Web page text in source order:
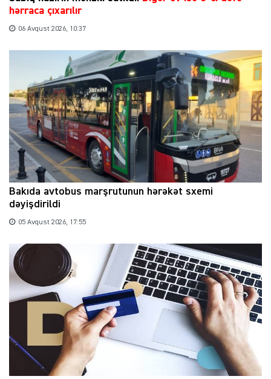
hərraca çıxarılır
06 Avqust 2026, 10:37
Bakıda avtobus marşrutunun hərəkət sxemi
dəyişdirildi
05 Avqust 2026, 17:55